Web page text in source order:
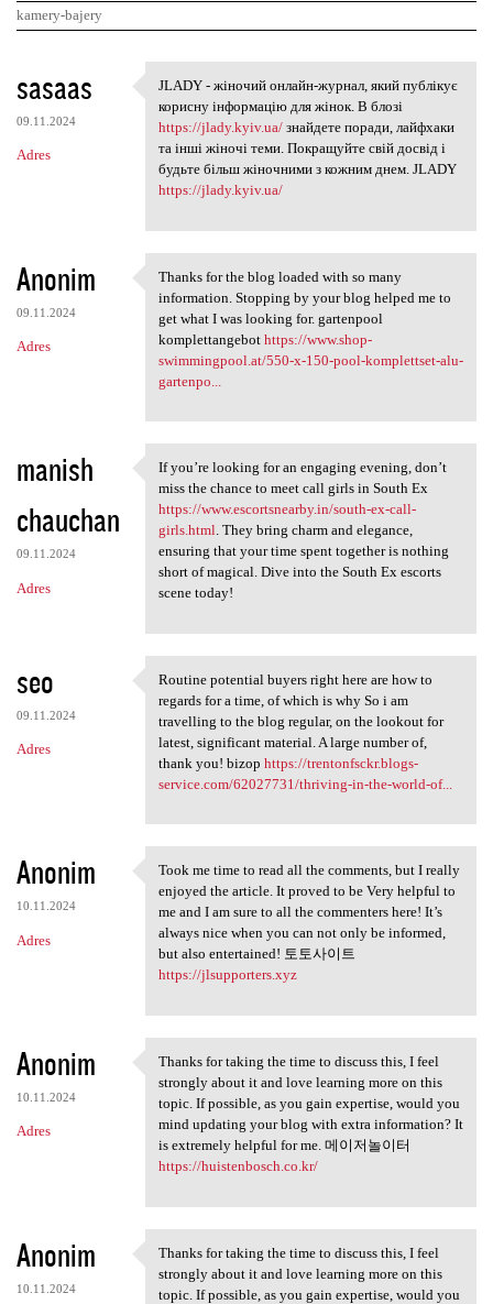
kamery-bajery
K
o
m
e
a
r
z
e
sasaas
09.11.2024
Adres
JLADY - жіночий онлайн-журнал
JLADY - жіночий онлайн-журнал, який публікує
корисну інформацію для жінок. В блозі
https://jlady.kyiv.ua/знайдете поради, лайфхаки
та інші жіночі теми. Покращуйте свій досвід і
будьте більш жіночними з кожним днем. JLADY
https://jlady.kyiv.ua/
Anonim
09.11.2024
Adres
Thanks for the blog loaded
Thanks for the blog loaded with so many
information. Stopping by your blog helped me to
get what I was looking for. gartenpool
komplettangebot https://www.shop-
swimmingpool.at/550-x-150-pool-komplettset-alu-
gartenpo...
manish
chauchan
09.11.2024
Adres
If you’re looking for an
If you’re looking for an engaging evening, don’t
miss the chance to meet call girls in South Ex
https://www.escortsnearby.in/south-ex-call-
girls.html. They bring charm and elegance,
ensuring that your time spent together is nothing
short of magical. Dive into the South Ex escorts
scene today!
seo
09.11.2024
Adres
Routine potential buyers
Routine potential buyers right here are how to
regards for a time, of which is why So i am
travelling to the blog regular, on the lookout for
latest, significant material. A large number of,
thank you! bizop https://trentonfsckr.blogs-
service.com/62027731/thriving-in-the-world-of...
Anonim
10.11.2024
Adres
Took me time to read all the
Took me time to read all the comments, but I really
enjoyed the article. It proved to be Very helpful to
me and I am sure to all the commenters here! It’s
always nice when you can not only be informed,
but also entertained! 토토사이트
https://jlsupporters.xyz
Anonim
10.11.2024
Adres
Thanks for taking the time to
Thanks for taking the time to discuss this, I feel
strongly about it and love learning more on this
topic. If possible, as you gain expertise, would you
mind updating your blog with extra information? It
is extremely helpful for me. 메이저놀이터
https://huistenbosch.co.kr/
Anonim
10.11.2024
Thanks for taking the time to
Thanks for taking the time to discuss this, I feel
strongly about it and love learning more on this
topic. If possible, as you gain expertise, would you